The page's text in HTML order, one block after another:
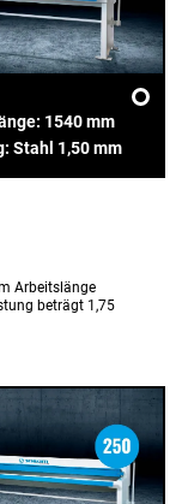
1540 mm
Stahl 1,50 mm
Arbeitslänge
beträgt 1,75